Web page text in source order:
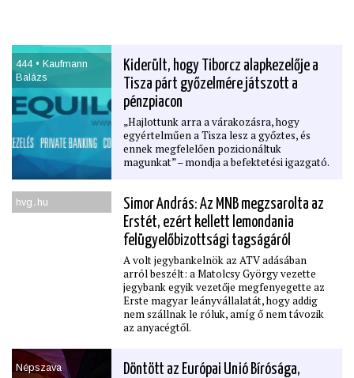
444 • Kaufmann
Balázs
Kiderült, hogy Tiborcz alapkezelője a
Tisza párt győzelmére játszott a
pénzpiacon
„Hajlottunk arra a várakozásra, hogy
egyértelműen a Tisza lesz a győztes, és
ennek megfelelően pozicionáltuk
magunkat” – mondja a befektetési igazgató.
hvg․hu
Simor András: Az MNB megzsarolta az
Erstét, ezért kellett lemondania
felügyelőbizottsági tagságáról
A volt jegybankelnök az ATV adásában
arról beszélt: a Matolcsy György vezette
jegybank egyik vezetője megfenyegette az
Erste magyar leányvállalatát, hogy addig
nem szállnak le róluk, amíg ő nem távozik
az anyacégtől.
Népszava
Döntött az Európai Unió Bírósága,